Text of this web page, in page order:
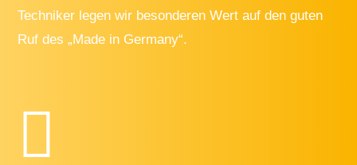
Techniker legen wir besonderen Wert auf den guten
Ruf des „Made in Germany“.